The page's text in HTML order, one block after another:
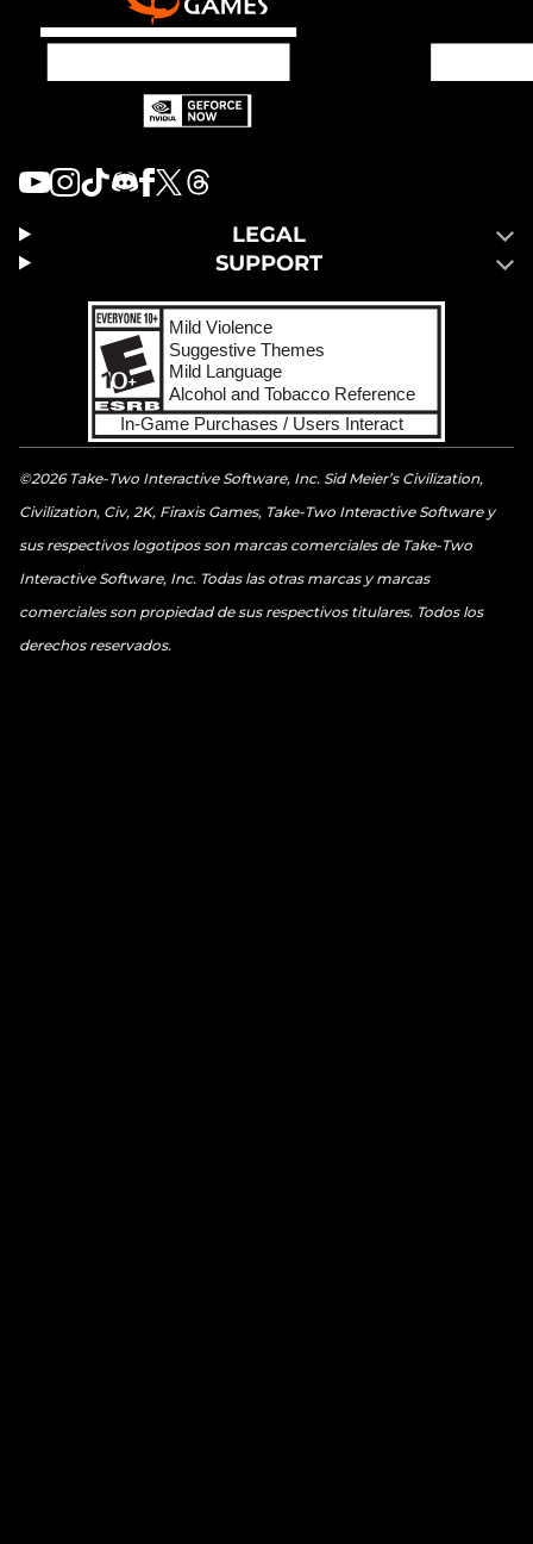
LEGAL
SUPPORT
©2026 Take-Two Interactive Software, Inc. Sid Meier’s Civilization,
Civilization, Civ, 2K, Firaxis Games, Take-Two Interactive Software y
sus respectivos logotipos son marcas comerciales de Take-Two
Interactive Software, Inc. Todas las otras marcas y marcas
comerciales son propiedad de sus respectivos titulares. Todos los
derechos reservados.